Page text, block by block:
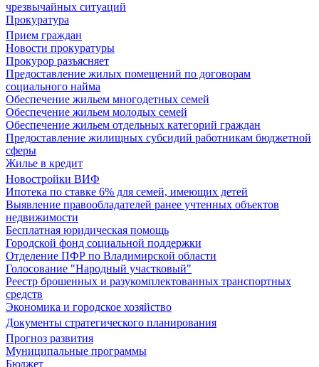
чрезвычайных ситуаций
Прокуратура
Прием граждан
Новости прокуратуры
Прокурор разъясняет
Предоставление жилых помещений по договорам
социального найма
Обеспечение жильем многодетных семей
Обеспечение жильем молодых семей
Обеспечение жильем отдельных категорий граждан
Предоставление жилищных субсидий работникам бюджетной
сферы
Жилье в кредит
Новостройки ВИФ
Ипотека по ставке 6% для семей, имеющих детей
Выявление правообладателей ранее учтенных объектов
недвижимости
Бесплатная юридическая помощь
Городской фонд социальной поддержки
Отделение ПФР по Владимирской области
Голосование "Народный участковый"
Реестр брошенных и разукомплектованных транспортных
средств
Экономика и городское хозяйство
Документы стратегического планирования
Прогноз развития
Муниципальные программы
Бюджет